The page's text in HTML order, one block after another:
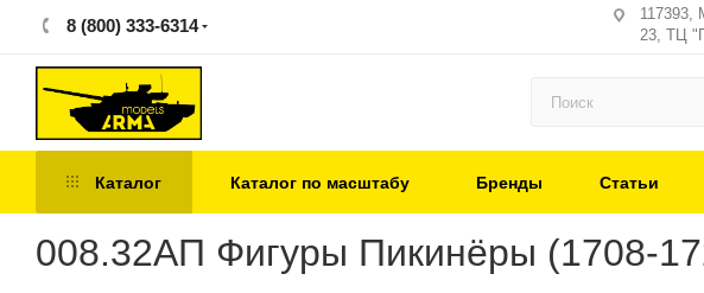
8 (800) 333-6314
117393,
23, ТЦ
Каталог Каталог по масштабу Бренды Статьи
008.32АП Фигуры Пикинёры (1708-